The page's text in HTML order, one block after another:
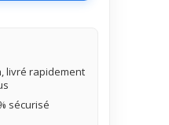
livré rapidement
sécurisé